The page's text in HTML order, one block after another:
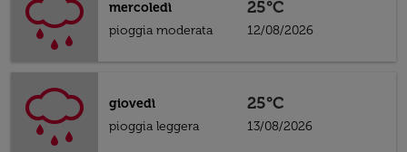
mercoledì
pioggia moderata
25°C
12/08/2026
giovedì
pioggia leggera
25°C
13/08/2026